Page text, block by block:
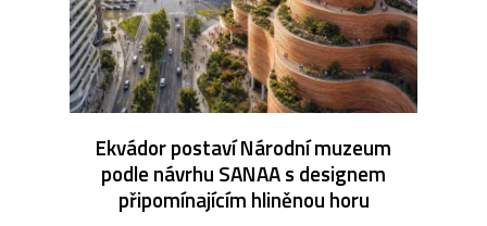
Ekvádor postaví Národní muzeum
podle návrhu SANAA s designem
připomínajícím hliněnou horu